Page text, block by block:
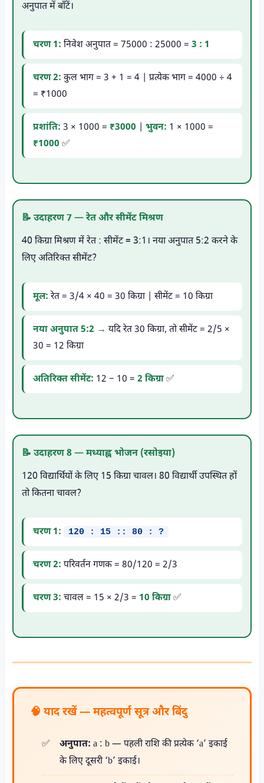
अनुपात में बाँटें।
चरण 1: निवेश अनुपात = 75000 : 25000 = 3 : 1
चरण 2: कुल भाग = 3 + 1 = 4 | प्रत्येक भाग = 4000 ÷ 4
= ₹1000
प्रशांति: 3 × 1000 = ₹3000 भुवन: 1 × 1000 =
₹1000 ✅
📝 उदाहरण 7 — रेत और सीमेंट मिश्रण
40 किग्रा मिश्रण में रेत : सीमेंट = 3:1। नया अनुपात 5:2 करने के
लिए अतिरिक्त सीमेंट?
मूल: रेत = 3/4 × 40 = 30 किग्रा | सीमेंट = 10 किग्रा
नया अनुपात 5:2 → यदि रेत 30 किग्रा, तो सीमेंट = 2/5 ×
30 = 12 किग्रा
अतिरिक्त सीमेंट: 12 − 10 = 2 किग्रा✅
📝 उदाहरण 8 — मध्याह्न भोजन (रसोइया)
120 विद्यार्थियों के लिए 15 किग्रा चावल। 80 विद्यार्थी उपस्थित हों
तो कितना चावल?
चरण 1: 120 : 15 :: 80 : ?
चरण 2: परिवर्तन गणक = 80/120 = 2/3
चरण 3: चावल = 15 × 2/3 = 10 किग्रा✅
🧠 याद रखें — महत्वपूर्ण सूत्र और बिंदु
अनुपात: a : b — पहली राशि की प्रत्येक ‘a’ इकाई
के लिए दूसरी ‘b’ इकाई।